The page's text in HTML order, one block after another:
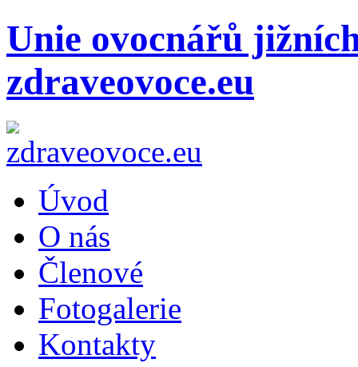
Unie ovocnářů
zdraveovoce.eu
Úvod
O nás
Členové
Fotogalerie
Kontakty